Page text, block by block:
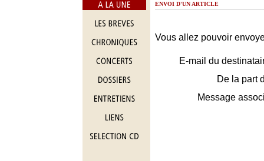
ENVOI D'UN ARTICLE
Vous allez pouvoir
E-mail du
De la part
Message